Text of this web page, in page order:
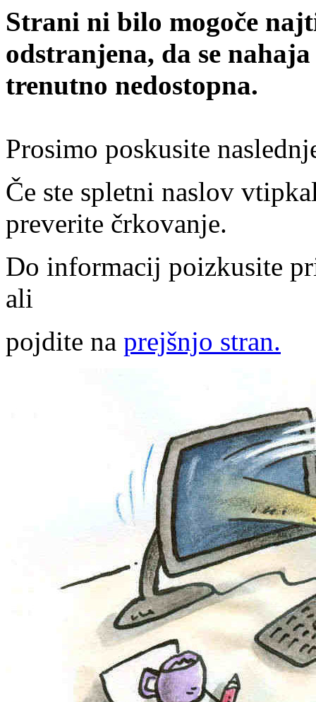
Strani ni bilo mogoče
odstranjena, da se
trenutno nedostopna.
Prosimo poskusite
Če ste spletni naslov
preverite črkovanje.
Do informacij poizkusite
ali
pojdite na prejšnjo stran.